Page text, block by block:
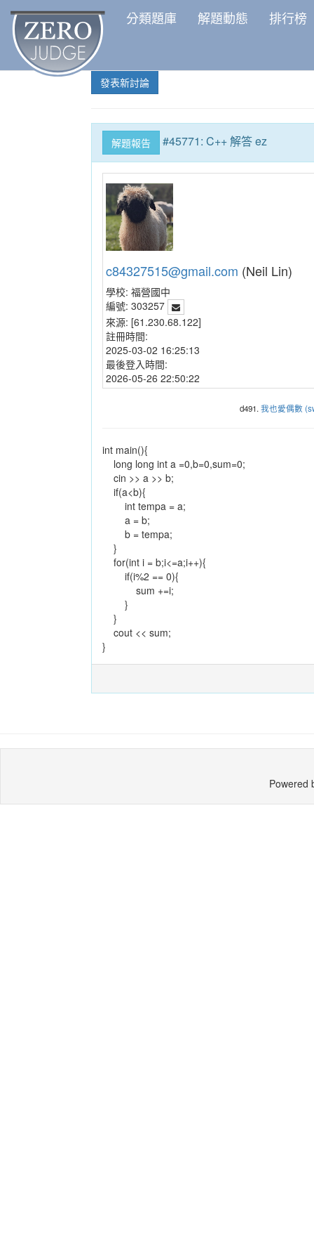
分類題庫 解題動態 排行榜
發表新討論
解題報告 #45771: C++ 解答 ez
c84327515@gmail.com (Neil Lin)
學校: 福營國中
編號: 303257
來源: [61.230.68.122]
註冊時間:
2025-03-02 16:25:13
最後登入時間:
2026-05-26 22:50:22
d491.我也愛偶數
int main(){
long long int a =0,b=0,sum=0;
cin >> a >> b;
if(a<b){
int tempa = a;
a = b;
b = tempa;
}
for(int i = b;i<=a;i++){
if(i%2 == 0){
sum +=i;
}
}
cout << sum;
}
Powered